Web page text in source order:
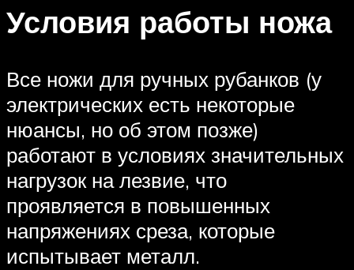
Условия работы ножа
Все ножи для ручных рубанков (у
электрических есть некоторые
нюансы, но об этом позже)
работают в условиях значительных
нагрузок на лезвие, что
проявляется в повышенных
напряжениях среза, которые
испытывает металл.